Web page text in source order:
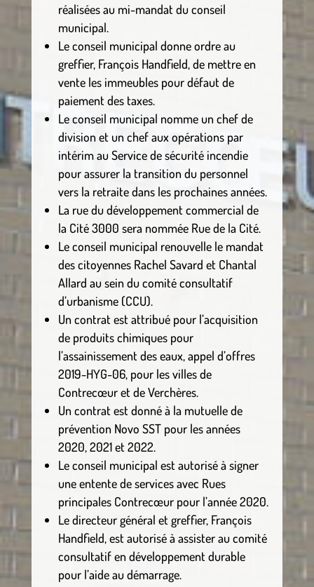
réalisées au mi-mandat du conseil
municipal.
Le conseil municipal donne ordre au
greffier, François Handfield, de mettre en
vente les immeubles pour défaut de
paiement des taxes.
Le conseil municipal nomme un chef de
division et un chef aux opérations par
intérim au Service de sécurité incendie
pour assurer la transition du personnel
vers la retraite dans les prochaines années.
La rue du développement commercial de
la Cité 3000 sera nommée Rue de la Cité.
Le conseil municipal renouvelle le mandat
des citoyennes Rachel Savard et Chantal
Allard au sein du comité consultatif
d’urbanisme (CCU).
Un contrat est attribué pour l’acquisition
de produits chimiques pour
l’assainissement des eaux, appel d’offres
2019-HYG-06, pour les villes de
Contrecœur et de Verchères.
Un contrat est donné à la mutuelle de
prévention Novo SST pour les années
2020, 2021 et 2022.
Le conseil municipal est autorisé à signer
une entente de services avec Rues
principales Contrecœur pour l’année 2020.
Le directeur général et greffier, François
Handfield, est autorisé à assister au comité
consultatif en développement durable
pour l’aide au démarrage.